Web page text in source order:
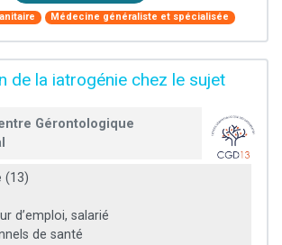
Médecine généraliste et spécialisée
de la iatrogénie chez le sujet
Gérontologique
(13)
d’emploi, salarié
de santé